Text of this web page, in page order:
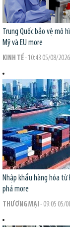
Trung Quốc bảo vệ mô
Mỹ và EU more
KINH TẾ- 10:43 05/08/2026
Nhập khẩu hàng hóa
phámore
THƯƠNG MẠI - 09:05 05/